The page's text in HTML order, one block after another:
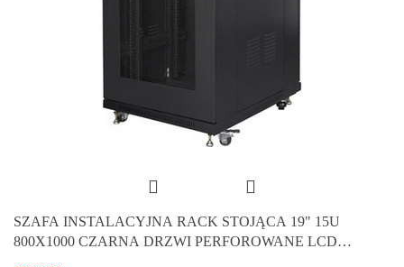
SZAFA INSTALACYJNA RACK STOJĄCA 19" 15U
800X1000 CZARNA DRZWI PERFOROWANE LCD